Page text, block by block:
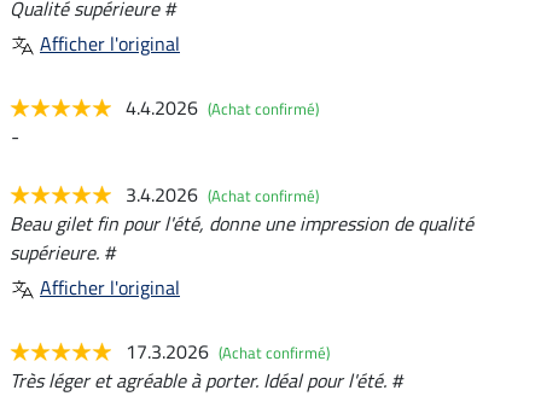
Qualité supérieure #
Afficher l'original
4.4.2026 (Achat confirmé)
-
3.4.2026 (Achat confirmé)
Beau gilet fin pour l'été, donne une impression de qualité
supérieure. #
Afficher l'original
17.3.2026 (Achat confirmé)
Très léger et agréable à porter. Idéal pour l'été. #